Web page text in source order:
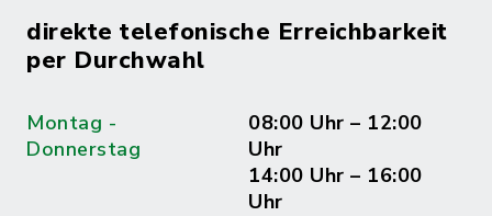
direkte telefonische Erreichbarkeit
per Durchwahl
Montag -
Donnerstag
08:00 Uhr – 12:00
Uhr
14:00 Uhr – 16:00
Uhr